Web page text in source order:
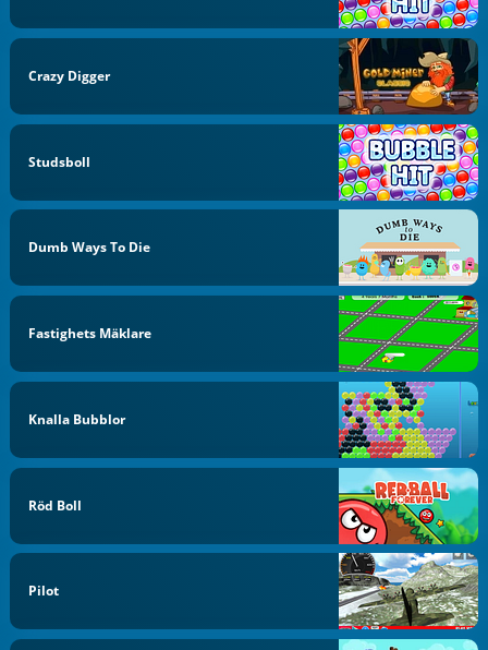
Crazy Digger
Studsboll
Dumb Ways To Die
Fastighets Mäklare
Knalla Bubblor
Röd Boll
Pilot